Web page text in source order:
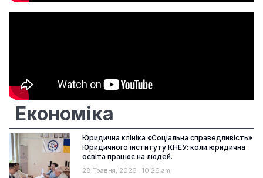
Економіка
Юридична клініка «Соціальна справедливість»
Юридичного інституту КНЕУ: коли юридична
освіта працює на людей.
28 Травня, 2026 10:26 am